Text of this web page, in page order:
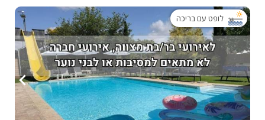
לופט עם בריכה